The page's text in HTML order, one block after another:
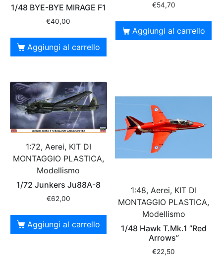
1/48 BYE-BYE MIRAGE F1
€40,00
Aggiungi al carrello
€54,70
Aggiungi al carrello
1:72, Aerei, KIT DI
MONTAGGIO PLASTICA,
Modellismo
1/72 Junkers Ju88A-8
€62,00
Aggiungi al carrello
1:48, Aerei, KIT DI
MONTAGGIO PLASTICA,
Modellismo
1/48 Hawk T.Mk.1 ”Red
Arrows”
€22,50